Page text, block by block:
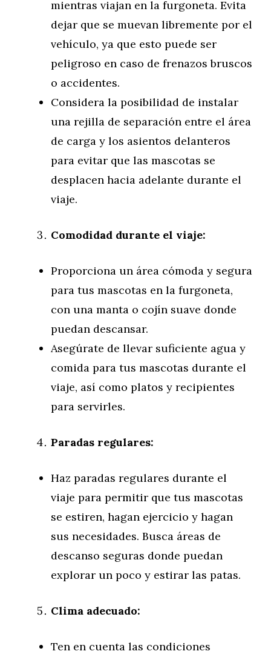
mientras viajan en la furgoneta. Evita
dejar que se muevan libremente por el
vehículo, ya que esto puede ser
peligroso en caso de frenazos bruscos
o accidentes.
Considera la posibilidad de instalar
una rejilla de separación entre el área
de carga y los asientos delanteros
para evitar que las mascotas se
desplacen hacia adelante durante el
viaje.
Comodidad durante el viaje:
Proporciona un área cómoda y segura
para tus mascotas en la furgoneta,
con una manta o cojín suave donde
puedan descansar.
Asegúrate de llevar suficiente agua y
comida para tus mascotas durante el
viaje, así como platos y recipientes
para servirles.
Paradas regulares:
Haz paradas regulares durante el
viaje para permitir que tus mascotas
se estiren, hagan ejercicio y hagan
sus necesidades. Busca áreas de
descanso seguras donde puedan
explorar un poco y estirar las patas.
Clima adecuado:
Ten en cuenta las condiciones